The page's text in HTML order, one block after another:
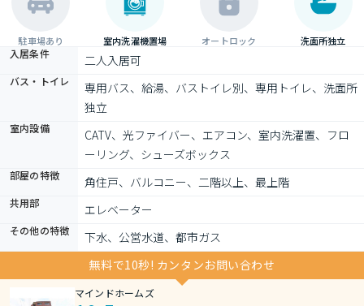
駐車場あり 室内洗濯機置場 オートロック 洗面所独立
入居条件 二人入居可
バス・トイレ
専用バス、給湯、バストイレ別、専用トイレ、洗面所
独立
室内設備
CATV、光ファイバー、エアコン、室内洗濯置、フロ
ーリング、シューズボックス
部屋の特徴 角住戸、バルコニー、二階以上、最上階
共用部 エレベーター
その他の特徴
下水、公営水道、都市ガス
無料で10秒! カンタンお問い合わせ
マインドホームズ